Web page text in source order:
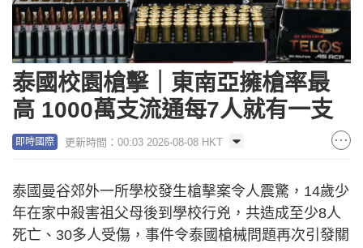
泰國校園槍擊｜東南亞擁槍率最
高 1000萬支流通每7人就有一支
即時國際 更新時間：00:03 2026-08-08 HKT
泰國曼谷郊外一所學校發生槍擊案令人震驚，14歲少
年在家中殺害祖父母後到學校行兇，共造成至少8人
死亡、30多人受傷，事件令泰國槍械問題再次引發關